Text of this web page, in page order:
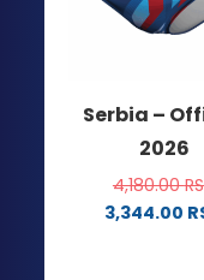
biti
Serbia –
2026
4,180.00
3,344.00